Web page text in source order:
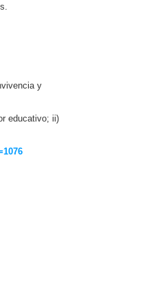
y
educativo; ii)